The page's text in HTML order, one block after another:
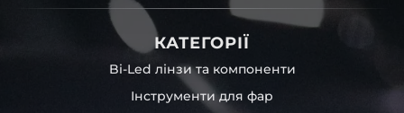
КАТЕГОРІЇ
Bi-Led лінзи та компоненти
Інструменти для фар